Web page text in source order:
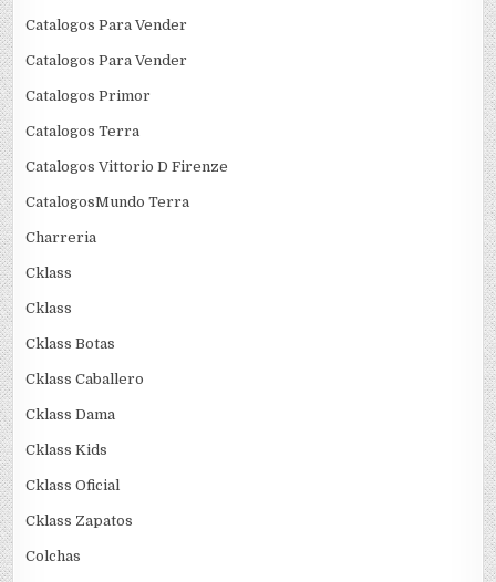
Catalogos Para Vender
Catalogos Para Vender
Catalogos Primor
Catalogos Terra
Catalogos Vittorio D Firenze
CatalogosMundo Terra
Charreria
Cklass
Cklass
Cklass Botas
Cklass Caballero
Cklass Dama
Cklass Kids
Cklass Oficial
Cklass Zapatos
Colchas